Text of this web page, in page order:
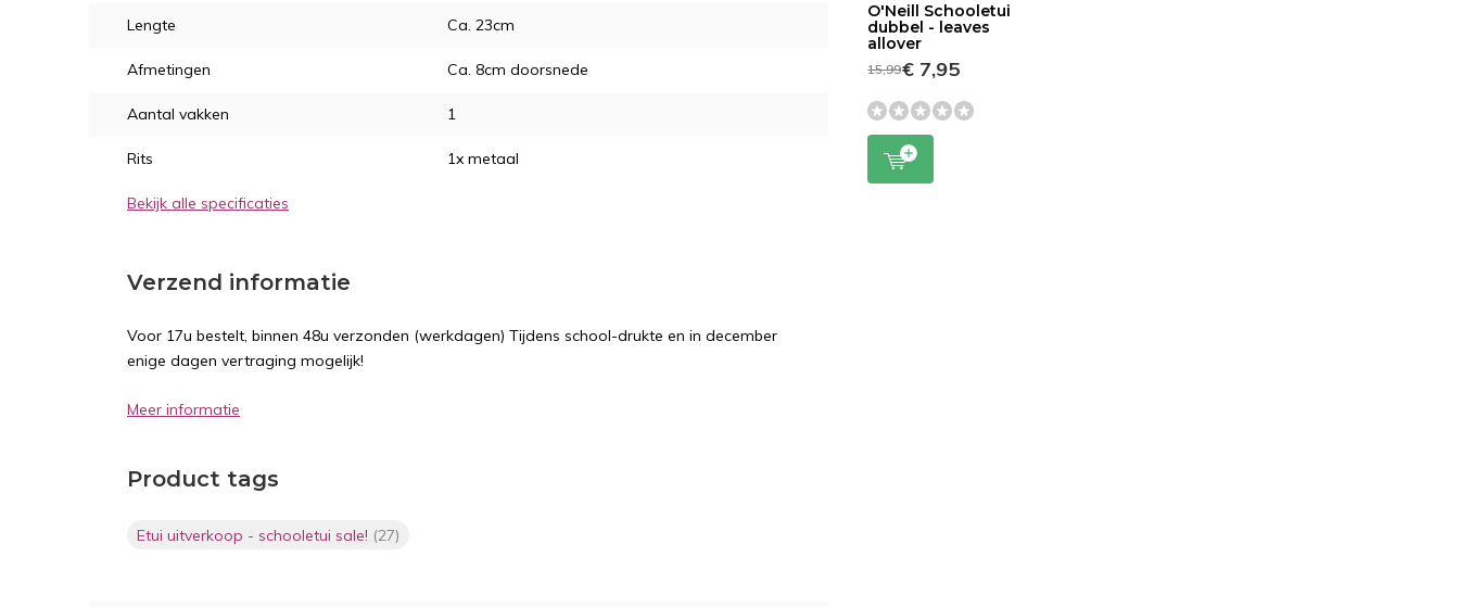
Lengte Ca. 23cm
Afmetingen Ca. 8cm doorsnede
Aantal vakken 1
Rits 1x metaal
Bekijk alle specificaties
Verzend informatie
Voor 17u bestelt, binnen 48u verzonden (werkdagen) Tijdens school-drukte en in december
enige dagen vertraging mogelijk!
Meer informatie
Product tags
Etui uitverkoop - schooletui sale! (27)
O'Neill Schooletui
dubbel - leaves
allover
15,99€ 7,95